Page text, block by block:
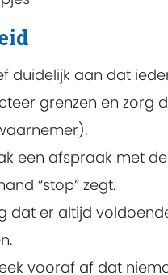
duidelijk aan dat
grenzen en zorg
een afspraak met
“stop” zegt.
dat er altijd
vooraf af dat